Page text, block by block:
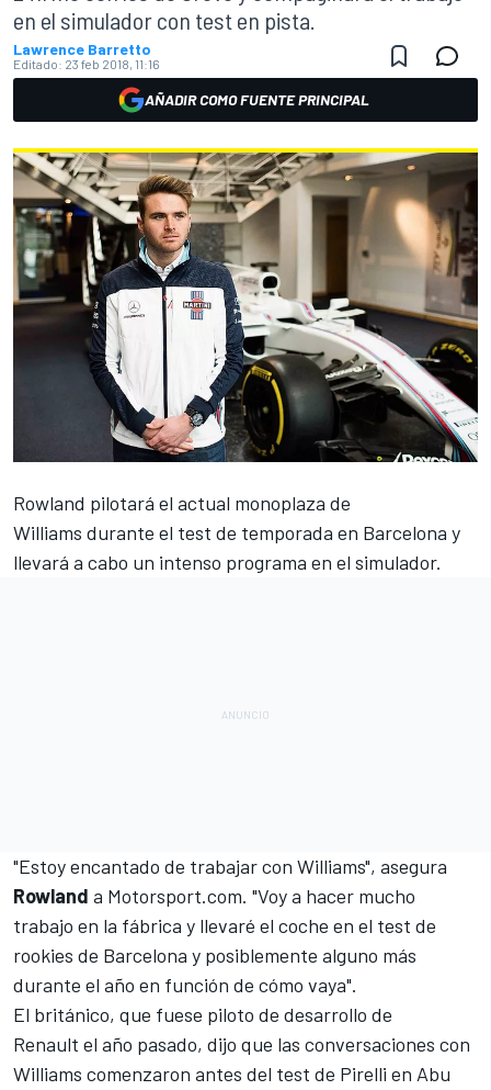
en el simulador con test en pista.
Lawrence Barretto
Editado: 23 feb 2018, 11:16
AÑADIR COMO FUENTE PRINCIPAL
Rowland pilotará el actual monoplaza de
Williams durante el test de temporada en Barcelona y
llevará a cabo un intenso programa en el simulador.
"Estoy encantado de trabajar con Williams", asegura
Rowland a Motorsport.com. "Voy a hacer mucho
trabajo en la fábrica y llevaré el coche en el test de
rookies de Barcelona y posiblemente alguno más
durante el año en función de cómo vaya".
El británico, que fuese piloto de desarrollo de
Renault el año pasado, dijo que las conversaciones con
Williams comenzaron antes del test de Pirelli en Abu